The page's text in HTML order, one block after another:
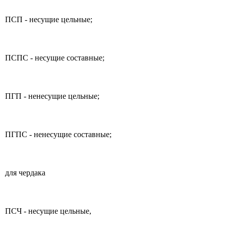
ПСП - несущие цельные;
ПСПС - несущие составные;
ПГП - ненесущие цельные;
ПГПС - ненесущие составные;
для чердака
ПСЧ - несущие цельные,